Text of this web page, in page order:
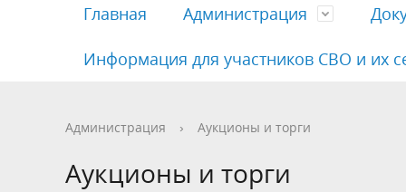
Главная Администрация
Полномочия, задачи и функции
Антикоррупционная экспертиза
Комиссии Совета
Информация для участников СВО и их
Администрация › Аукционы и торги
Аукционы и торги